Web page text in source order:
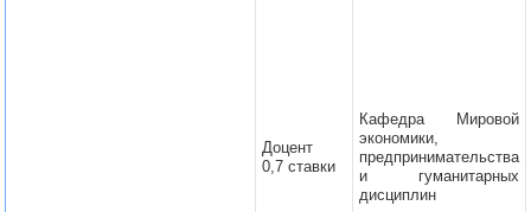
Доцент
0,7 ставки
Кафедра Мировой
экономики,
предпринимательства
и гуманитарных
дисциплин